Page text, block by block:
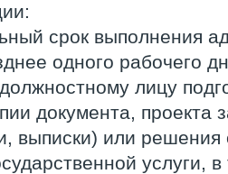
срок выполнения
одного рабочего
лицу
документа, проекта
выписки) или решения
услуги,